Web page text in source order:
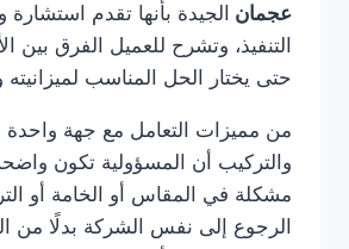
عجمان الجيدة بأنها تقدم
التنفيذ، وتشرح للعميل الفرق بين
حتى يختار الحل المناسب
من مميزات التعامل مع جهة واحدة
والتركيب أن المسؤولية تكون
مشكلة في المقاس أو الخامة أو
الرجوع إلى نفس الشركة بدلًا من